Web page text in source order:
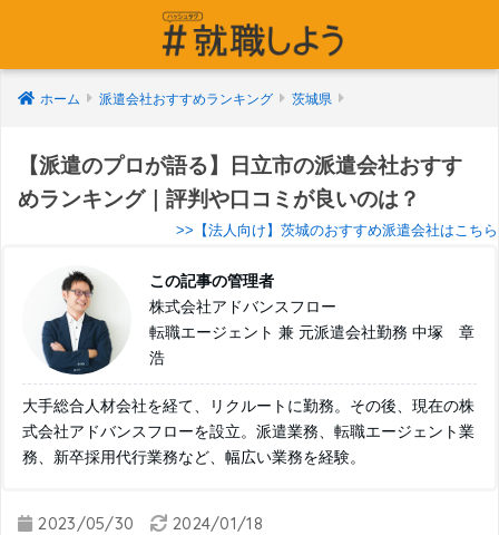
ホーム 派遣会社おすすめランキング 茨城県
【派遣のプロが語る】日立市の派遣会社おすす
めランキング｜評判や口コミが良いのは？
>>【法人向け】茨城のおすすめ派遣会社はこちら
この記事の管理者
株式会社アドバンスフロー
転職エージェント 兼 元派遣会社勤務 中塚 章
浩
大手総合人材会社を経て、リクルートに勤務。その後、現在の株
式会社アドバンスフローを設立。派遣業務、転職エージェント業
務、新卒採用代行業務など、幅広い業務を経験。
2023/05/30 2024/01/18